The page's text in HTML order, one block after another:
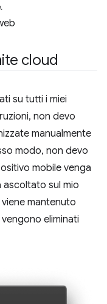
cloud
su tutti i miei
non devo
manualmente
modo, non devo
mobile venga
ascoltato sul mio
mantenuto
eliminati